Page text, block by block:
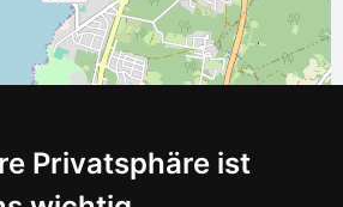
Privatsphäre ist